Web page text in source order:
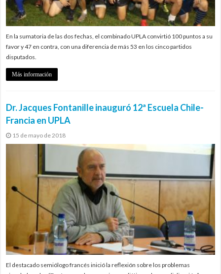
En la sumatoria de las dos fechas, el combinado UPLA convirtió 100 puntos a su
favor y 47 en contra, con una diferencia de más 53 en los cinco partidos
disputados.
Más información
Dr. Jacques Fontanille inauguró 12ª Escuela Chile-
Francia en UPLA
15 de mayo de 2018
El destacado semiólogo francés inició la reflexión sobre los problemas